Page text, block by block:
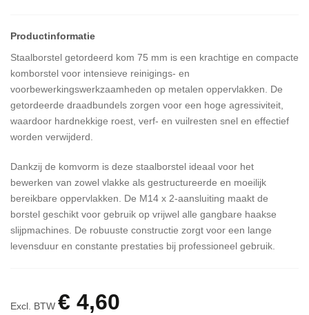
Staalborstel getordeerd kom 75 mm is een krachtige en compacte
komborstel voor intensieve reinigings- en
voorbewerkingswerkzaamheden op metalen oppervlakken. De
getordeerde draadbundels zorgen voor een hoge agressiviteit,
waardoor hardnekkige roest, verf- en vuilresten snel en effectief
worden verwijderd.
Dankzij de komvorm is deze staalborstel ideaal voor het
bewerken van zowel vlakke als gestructureerde en moeilijk
bereikbare oppervlakken. De M14 x 2-aansluiting maakt de
borstel geschikt voor gebruik op vrijwel alle gangbare haakse
slijpmachines. De robuuste constructie zorgt voor een lange
levensduur en constante prestaties bij professioneel gebruik.
Excl. BTW € 4,60